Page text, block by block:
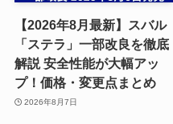
【2026年8月最新】スバル
「ステラ」一部改良を徹底
解説 安全性能が大幅アッ
プ！価格・変更点まとめ
2026年8月7日